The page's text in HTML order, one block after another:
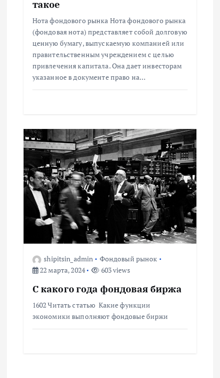
я
м
такое
Нота фондового рынка Нота фондового рынка
(фондовая нота) представляет собой долговую
ценную бумагу, выпускаемую компанией или
правительственным учреждением с целью
привлечения капитала. Она дает инвесторам
указанное в документе право на…
shipitsin_admin
Фондовый рынок
22 марта, 2024
603 views
С какого года фондовая биржа
1602 Читать статью Какие функции
экономики выполняют фондовые биржи